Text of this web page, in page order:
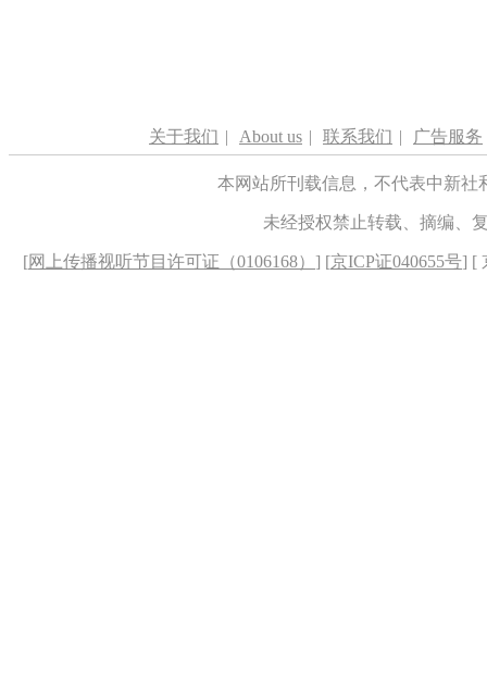
关于我们 | About us | 联系我们 | 广告服务
本网站所刊载信息，不代表中新
未经授权禁止转载、摘编、
[网上传播视听节目许可证（0106168） ] [京ICP证040655号] [